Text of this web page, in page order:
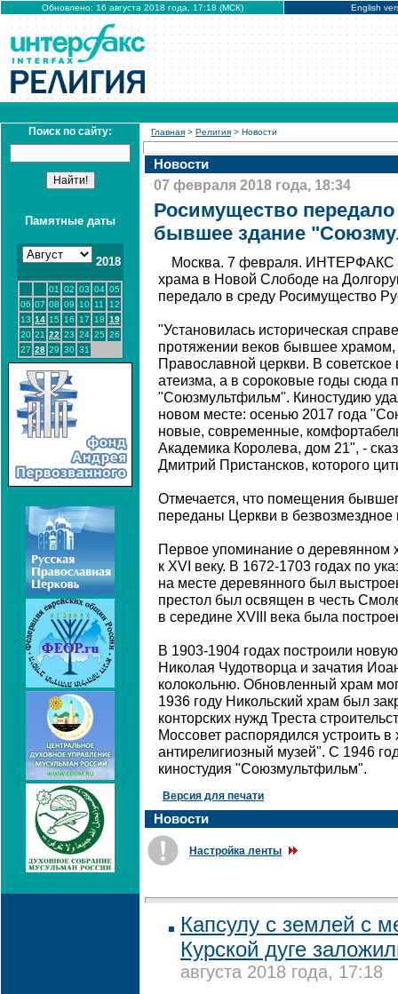
Обновлено: 16 августа 2018 года, 17:18 (МСК) English
Поиск по сайту:
Памятные даты
2018
01 02 03 04 05
06 07 08 09 10 11
12
13 14 15 16 17 18 19
20 21 22 23 24 25 26
27 28 29 30 31
Главная > Религия > Новости
Новости
07 февраля 2018 года, 18:34
Росимущество
бывшее здание
Москва. 7 февраля. ИНТЕРФАКС
храма в Новой Слободе на
передало в среду Росимущество
"Установилась историческая
протяжении веков бывшее
Православной церкви. В
атеизма, а в сороковые годы сюда
"Союзмультфильм". Киностудию
новом месте: осенью 2017 года
новые, современные,
Академика Королева, дом 21", -
Дмитрий Пристансков, которого
Отмечается, что помещения
переданы Церкви в безвозмездное
Первое упоминание о деревянном
к XVI веку. В 1672-1703 годах по
на месте деревянного был
престол был освящен в честь
в середине XVIII века была
В 1903-1904 годах построили
Николая Чудотворца и зачатия
колокольню. Обновленный храм
1936 году Никольский храм был
конторских нужд Треста
Моссовет распорядился устроить
антирелигиозный музей". С 1946
киностудия "Союзмультфильм".
Версия для печати
Новости
Настройка ленты
Капсулу с землей с
Курской дуге
августа 2018 года, 17:18